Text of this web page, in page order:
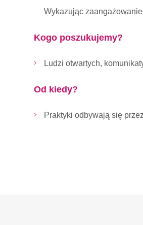
Wykazując
Kogo poszukujemy?
Ludzi otwartych,
Od kiedy?
Praktyki odbywają się